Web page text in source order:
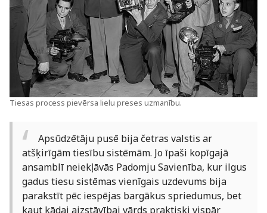
Tiesas process pievērsa lielu preses uzmanību.
Apsūdzētāju pusē bija četras valstis ar
atšķirīgām tiesību sistēmām. Jo īpaši kopīgajā
ansamblī neiekļāvās Padomju Savienība, kur ilgus
gadus tiesu sistēmas vienīgais uzdevums bija
parakstīt pēc iespējas bargākus spriedumus, bet
kaut kādai aizstāvībai vārds praktiski vispār